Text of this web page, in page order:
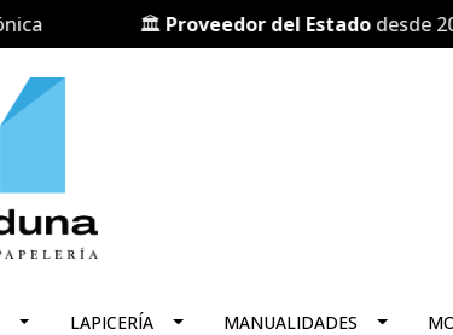
Proveedor del Estadodesde 2012
LAPICERÍA MANUALIDADES